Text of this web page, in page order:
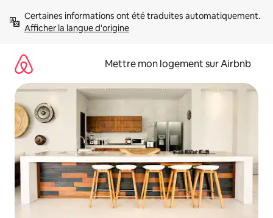
directement
Afficher la langue d'origine
Mettre mon logement sur Airbnb